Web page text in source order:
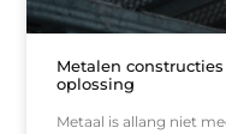
Metalen
oplossing
Metaal is allang niet